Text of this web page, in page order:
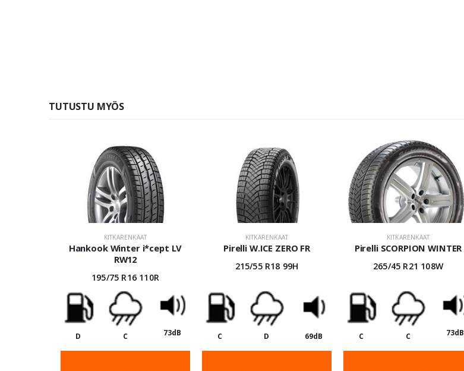
TUTUSTU MYÖS
KITKARENKAAT
Hankook Winter i*cept LV
RW12
195/75 R16 110R
D C 73dB
KITKARENKAAT
Pirelli W.ICE ZERO FR
215/55 R18 99H
C D 69dB
KITKARENKAAT
Pirelli SCORPION WINTER
265/45 R21 108W
C C 73dB